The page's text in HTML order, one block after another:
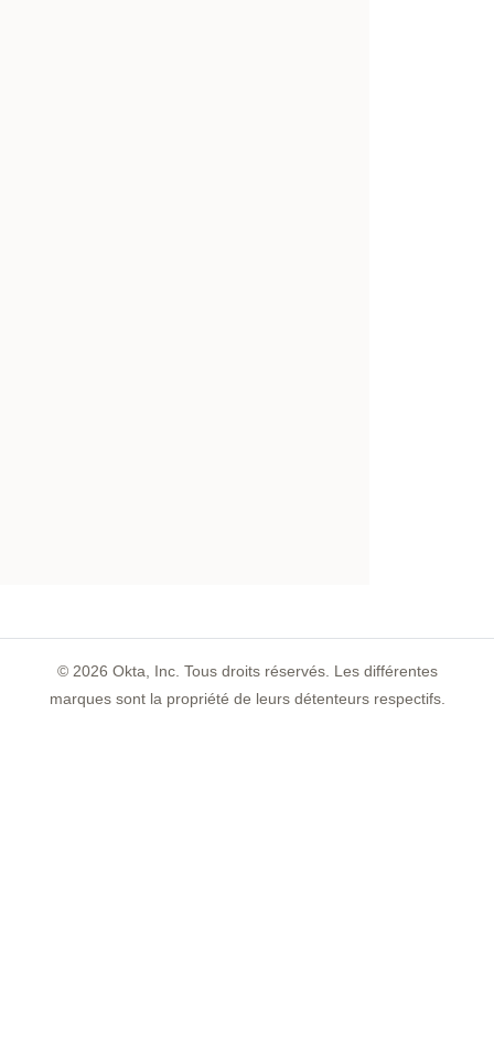
© 2026 Okta, Inc. Tous droits réservés. Les différentes
marques sont la propriété de leurs détenteurs respectifs.